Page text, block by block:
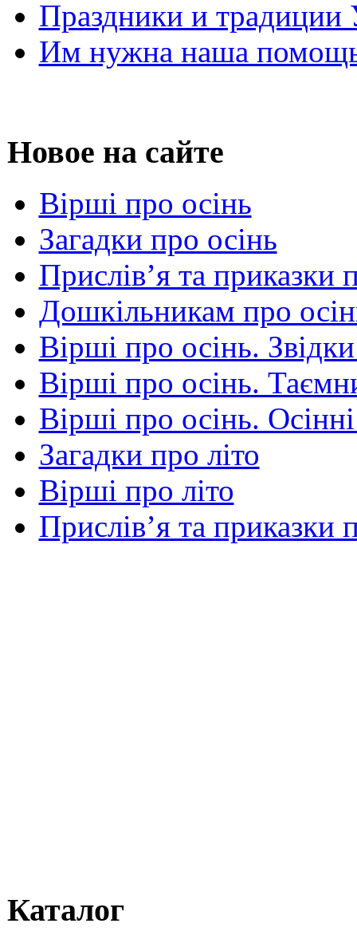
Праздники и традиции
Им нужна наша
Новое на сайте
Вірші про осінь
Загадки про осінь
Прислів’я та приказки
Дошкільникам про
Вірші про осінь.
Вірші про осінь.
Вірші про осінь.
Загадки про літо
Вірші про літо
Прислів’я та приказки
Каталог